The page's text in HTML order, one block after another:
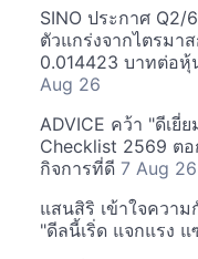
SINO ประกาศ
ตัวแกร่งจากไตรมา
0.014423 บาทต่อหุ้
Aug 26
ADVICE คว้า "ดีเยี่
Checklist 2569 ต
กิจการที่ดี 7 Aug 26
แสนสิริ เข้าใจควา
"ดีลนี้เริ่ด แจกแรง